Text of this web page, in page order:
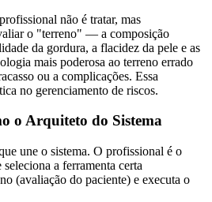
não é tratar, mas
o "terreno" — a composição
da gordura, a flacidez da pele e as
mais poderosa ao terreno errado
ou a complicações. Essa
no gerenciamento de riscos.
o Arquiteto do Sistema
une o sistema. O profissional é o
a ferramenta certa
(avaliação do paciente) e executa o